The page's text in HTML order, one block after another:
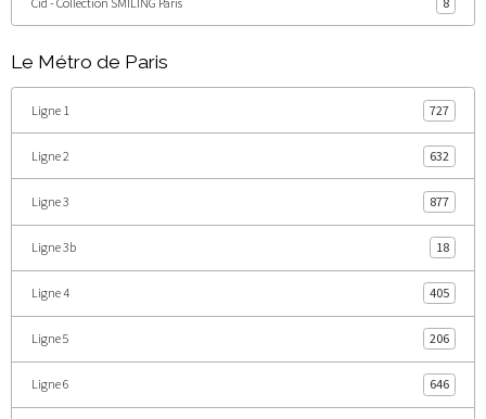
Le Métro de Paris
Ligne 1 727
Ligne 2 632
Ligne 3 877
Ligne 3b 18
Ligne 4 405
Ligne 5 206
Ligne 6 646